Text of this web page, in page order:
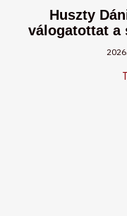
Huszty
válogatottat a